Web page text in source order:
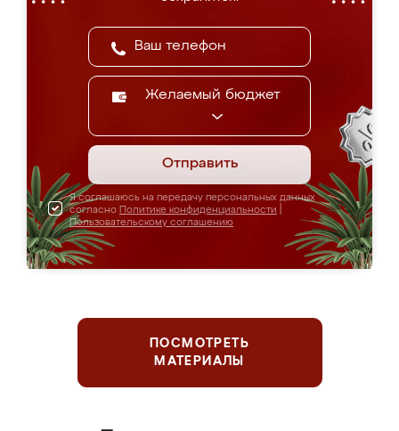
Желаемый бюджет
Отправить
Я соглашаюсь на передачу персональных данных
согласно Политике конфиденциальности
Пользовательскому соглашению
ПОСМОТРЕТЬ
МАТЕРИАЛЫ